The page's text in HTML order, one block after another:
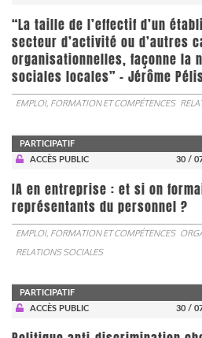
“La taille de l’effectif d’un
secteur d’activité ou d’autres
organisationnelles, façonne la
sociales locales” - Jérôme
EMPLOI, FORMATION ET COMPÉTENCES
PARTICIPATIF
ACCÈS PUBLIC
30 /
IA en entreprise : et si on
représentants du personnel ?
EMPLOI, FORMATION ET COMPÉTENCES
RELATIONS SOCIALES
PARTICIPATIF
ACCÈS PUBLIC
30 /